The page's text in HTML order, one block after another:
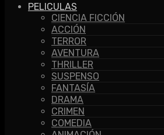
PELICULAS
CIENCIA FICCIÓN
ACCIÓN
TERROR
AVENTURA
THRILLER
SUSPENSO
FANTASÍA
DRAMA
CRIMEN
COMEDIA